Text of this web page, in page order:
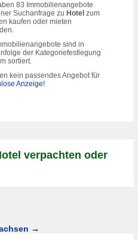
83 Immobilienangebote
Suchanfrage zu Hotel zum
kaufen oder mieten
sind in
der Kategoriefestlegung
sortiert.
kein passendes Angebot für
Anzeige!
verpachten oder
→